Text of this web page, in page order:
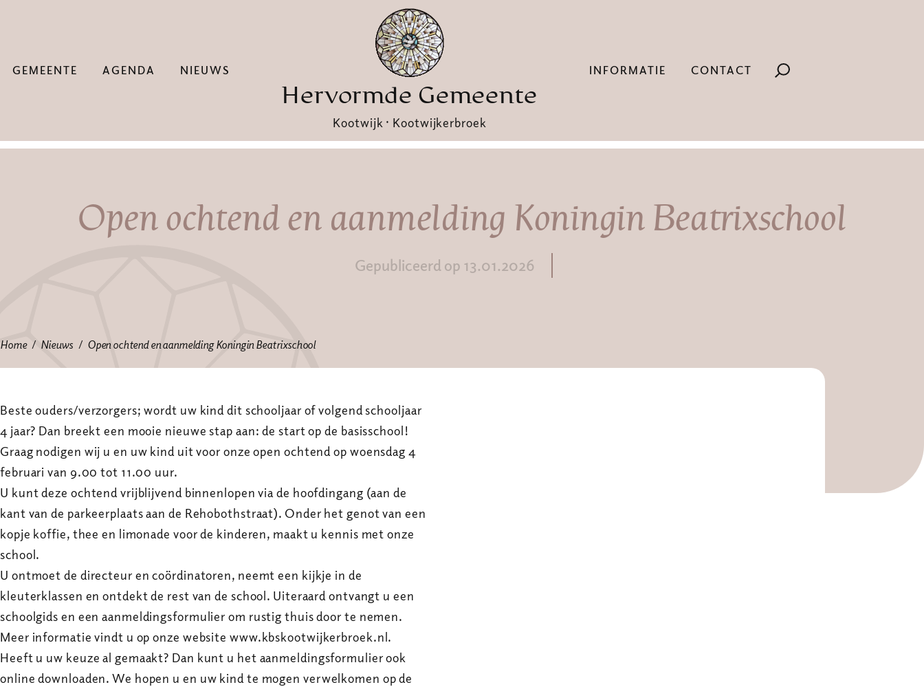
GEMEENTE AGENDA NIEUWS
Hervormde Gemeente
Kootwijk · Kootwijkerbroek
INFORMATIE CONTACT
Open ochtend en aanmelding Koningin Beatrixschool
Gepubliceerd op 13.01.2026
Home Nieuws Open ochtend en aanmelding Koningin Beatrixschool
Beste ouders/verzorgers; wordt uw kind dit schooljaar of volgend schooljaar
4 jaar? Dan breekt een mooie nieuwe stap aan: de start op de basisschool!
Graag nodigen wij u en uw kind uit voor onze open ochtend op woensdag 4
februari van 9.00 tot 11.00 uur.
U kunt deze ochtend vrijblijvend binnenlopen via de hoofdingang (aan de
kant van de parkeerplaats aan de Rehobothstraat). Onder het genot van een
kopje koffie, thee en limonade voor de kinderen, maakt u kennis met onze
school.
U ontmoet de directeur en coördinatoren, neemt een kijkje in de
kleuterklassen en ontdekt de rest van de school. Uiteraard ontvangt u een
schoolgids en een aanmeldingsformulier om rustig thuis door te nemen.
Meer informatie vindt u op onze website www.kbskootwijkerbroek.nl.
Heeft u uw keuze al gemaakt? Dan kunt u het aanmeldingsformulier ook
online downloaden. We hopen u en uw kind te mogen verwelkomen op de